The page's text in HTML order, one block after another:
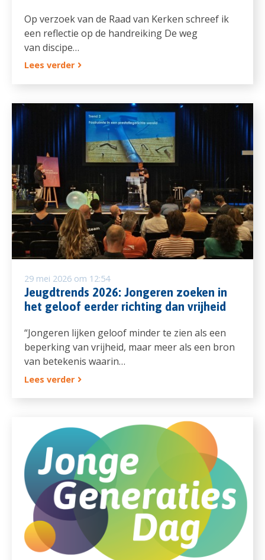
Op verzoek van de Raad van Kerken schreef ik
een reflectie op de handreiking De weg
van discipe…
Lees verder
29 mei 2026 om 12:54
Jeugdtrends 2026: Jongeren zoeken in
het geloof eerder richting dan vrijheid
“Jongeren lijken geloof minder te zien als een
beperking van vrijheid, maar meer als een bron
van betekenis waarin…
Lees verder